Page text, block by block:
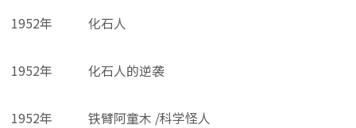
1952年 化石人
1952年 化石人的逆袭
1952年 铁臂阿童木 /科学怪人